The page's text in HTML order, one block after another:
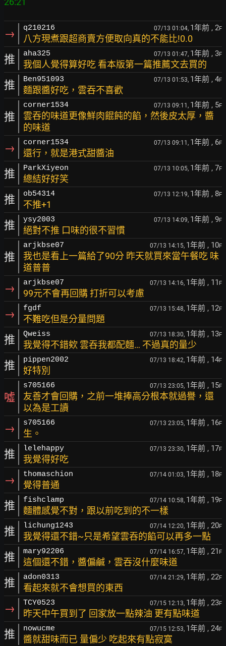
→ q210216 07/13 01:04, 1年前 , 2F
八方現煮跟超商賣方便取向真的不能比!0.0
推 aha325 07/13 01:47, 1年前 , 3F
我個人覺得算好吃 看本版第一篇推薦文去買的
推 Ben951093 07/13 01:53, 1年前 , 4F
麵跟醬好吃，雲吞不喜歡
推
corner1534 07/13 09:11, 1年前 , 5F
雲吞的味道更像鮮肉餛飩的餡，然後皮太厚，醬
的味道
→ corner1534 07/13 09:11, 1年前 , 6F
還行，就是港式甜醬油
推 ParkXiyeon 07/13 10:05, 1年前 , 7F
總結好好笑
推 ob54314 07/13 12:19, 1年前 , 8F
不推+1
推 ysy2003 07/13 14:09, 1年前 , 9F
絕對不推 口味的很不習慣
推
arjkbse07 07/13 14:15, 1年前 , 10F
我也是看上一篇給了90分 昨天就買來當午餐吃 味
道普普
→ arjkbse07 07/13 14:16, 1年前 , 11 F
99元不會再回購 打折可以考慮
→ fgdf 07/13 15:48, 1年前 , 12F
不難吃但是分量問題
推 Qweiss 07/13 18:30, 1年前 , 13F
我覺得不錯欸 雲吞我都配麵… 不過真的量少
推 pippen2002 07/13 18:42, 1年前 , 14F
好特別
噓
s705166 07/13 23:05, 1年前 , 15F
友善才會回購，之前一堆捧高分根本就過譽，還
以為是工讀
→ s705166 07/13 23:05, 1年前 , 16F
生。
推 lelehappy 07/13 23:30, 1年前 , 17F
我覺得好吃
→ thomaschion 07/14 01:03, 1年前 , 18F
覺得普通
推 fishclamp 07/14 10:58, 1年前 , 19F
麵體感覺不對，跟以前吃到的不一樣
推 lichung1243 07/14 12:20, 1年前 , 20F
我覺得還不錯~只是希望雲吞的餡可以再多一點
推 mary92206 07/14 16:57, 1年前 , 21 F
這個還不錯，醬偏鹹，雲吞沒什麼味道
推 adon0313 07/14 21:29, 1年前 , 22F
看起來就不會想買的東西
→ TCY0523 07/15 12:13, 1年前 , 23F
昨天中午買到了 回家放一點辣油 更有點味道
推 nowucme 07/15 12:53, 1年前 , 24F
醬就甜味而已 量偏少 吃起來有點寂寞